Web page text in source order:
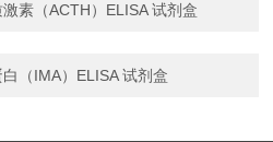
素（ACTH）ELISA 试剂盒
（IMA）ELISA 试剂盒